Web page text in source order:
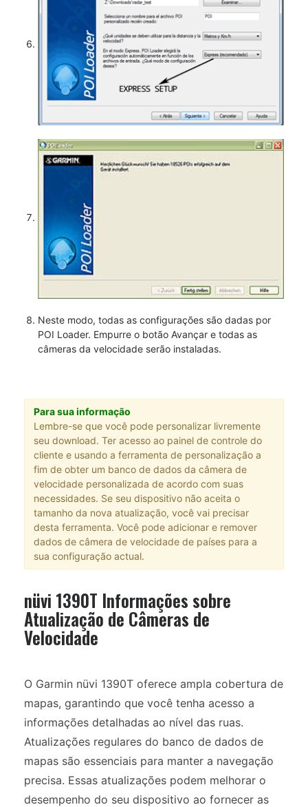
Neste modo, todas as configurações são dadas por
POI Loader. Empurre o botão Avançar e todas as
câmeras da velocidade serão instaladas.
Para sua informação
Lembre-se que você pode personalizar livremente
seu download. Ter acesso ao painel de controle do
cliente e usando a ferramenta de personalização a
fim de obter um banco de dados da câmera de
velocidade personalizada de acordo com suas
necessidades. Se seu dispositivo não aceita o
tamanho da nova atualização, você vai precisar
desta ferramenta. Você pode adicionar e remover
dados de câmera de velocidade de países para a
sua configuração actual.
nüvi 1390T Informações sobre
Atualização de Câmeras de
Velocidade
O Garmin nüvi 1390T oferece ampla cobertura de
mapas, garantindo que você tenha acesso a
informações detalhadas ao nível das ruas.
Atualizações regulares do banco de dados de
mapas são essenciais para manter a navegação
precisa. Essas atualizações podem melhorar o
desempenho do seu dispositivo ao fornecer as